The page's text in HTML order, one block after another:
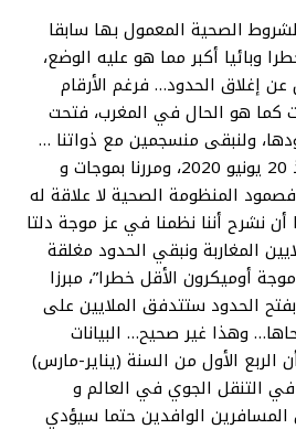
الصحية المعمول بها سابقا
وبائيا أكبر مما هو عليه الوضع،
إغلاق الحدود… فرغم الأرقام
كما هو الحال في المغرب، فتحت
ولنبقى منسجمين مع ذواتنا …
لقد قبلنا فتح الحدود منذ 20 يونيو 2020، ومررنا بموجات و
دلتا…. فصمود المنظومة الصحية لا علاقة له
نشرح أننا نظمنا في عز موجة دلتا
المغاربة ونبقي الحدود مغلقة
أوميكرون الأقل خطرا”، مبرزا
الحدود ستتدفق الملايين على
وهذا غير صحيح… البيانات
الربع الأول من السنة (يناير-مارس)
التنقل الجوي في العالم و
الوافدين حتما سيؤدي